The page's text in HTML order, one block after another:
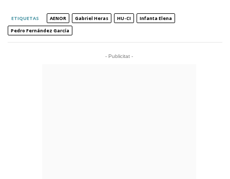
ETIQUETAS AENOR Gabriel Heras HU-CI
Infanta Elena
Pedro Fernández García
- Publicitat -